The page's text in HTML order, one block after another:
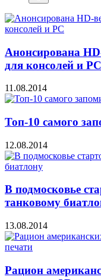
Анонсирована
для консолей и PC
11.08.2014
Топ-10 самого
12.08.2014
В подмосковье
танковому
13.08.2014
Рацион